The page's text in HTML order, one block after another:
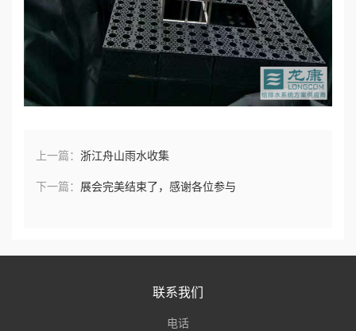
上一篇： 浙江舟山雨水收集
下一篇： 展会完美结束了，感谢各位参与
联系我们
电话